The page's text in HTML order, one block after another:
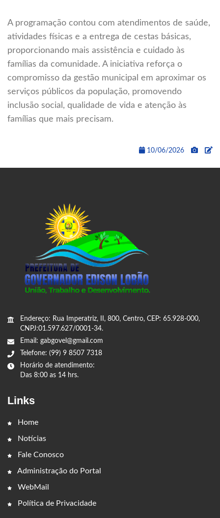
A programação contou com atendimentos de saúde,
atividades físicas e a entrega de cestas básicas,
proporcionando mais assistência e cuidado às
famílias da comunidade. A iniciativa reforça o
compromisso da gestão municipal em aproximar os
serviços públicos da população, promovendo
inclusão social, qualidade de vida e atenção às
famílias que mais precisam.
10/06/2026
Endereço: Rua Imperatriz, II, 800, Centro, CEP: 65.928-000,
CNPJ:01.597.627/0001-34.
Email: gabgovel@gmail.com
Telefone: (99) 9 8507 7318
Horário de atendimento:
Das 8:00 as 14 hrs.
Links
Home
Notícias
Fale Conosco
Administração do Portal
WebMail
Política de Privacidade